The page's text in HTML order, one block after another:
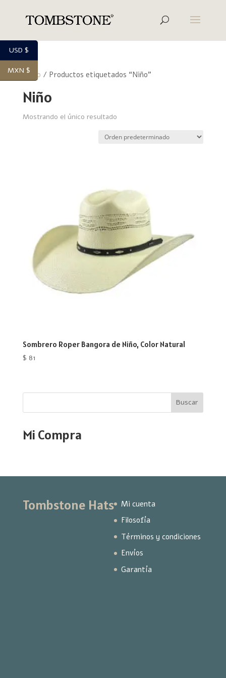
Inicio / Productos etiquetados “Niño”
Niño
Mostrando el único resultado
Sombrero Roper Bangora de Niño, Color Natural
$ 81
Buscar
Mi Compra
Tombstone Hats
Mi cuenta
Filosofía
Términos y condiciones
Envíos
Garantía
USD $
MXN $